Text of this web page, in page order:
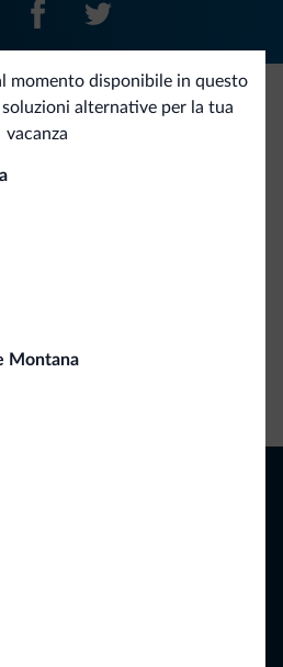
momento disponibile in questo
alternative per la tua
vacanza
Montana
nuova collezione